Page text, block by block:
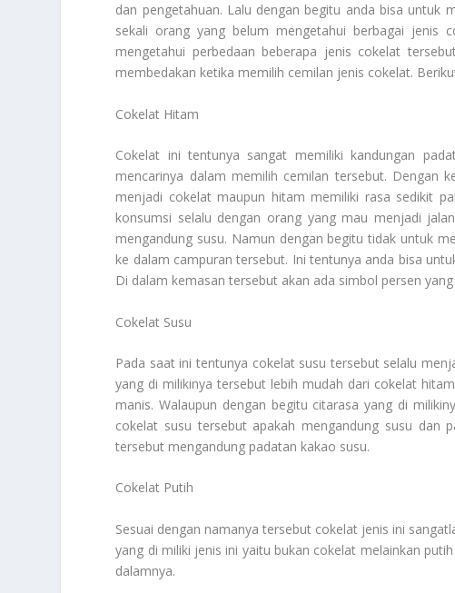
dan pengetahuan. Lalu dengan begitu anda bisa untuk
sekali orang yang belum mengetahui berbagai jenis
mengetahui perbedaan beberapa jenis cokelat
membedakan ketika memilih cemilan jenis cokelat.
Cokelat Hitam
Cokelat ini tentunya sangat memiliki kandungan
mencarinya dalam memilih cemilan tersebut. Dengan
menjadi cokelat maupun hitam memiliki rasa sedikit
konsumsi selalu dengan orang yang mau menjadi
mengandung susu. Namun dengan begitu tidak untuk
ke dalam campuran tersebut. Ini tentunya anda bisa
Di dalam kemasan tersebut akan ada simbol persen
Cokelat Susu
Pada saat ini tentunya cokelat susu tersebut selalu
yang di milikinya tersebut lebih mudah dari cokelat
manis. Walaupun dengan begitu citarasa yang di
cokelat susu tersebut apakah mengandung susu dan
tersebut mengandung padatan kakao susu.
Cokelat Putih
Sesuai dengan namanya tersebut cokelat jenis ini
yang di miliki jenis ini yaitu bukan cokelat melainkan
dalamnya.